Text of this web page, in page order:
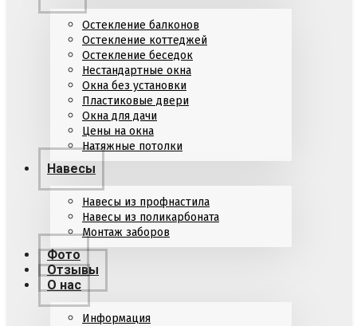
Остекление балконов
Остекление коттеджей
Остекление беседок
Нестандартные окна
Окна без установки
Пластиковые двери
Окна для дачи
Цены на окна
Натяжные потолки
Навесы
Навесы из профнастила
Навесы из поликарбоната
Монтаж заборов
Фото
Отзывы
О нас
Информация